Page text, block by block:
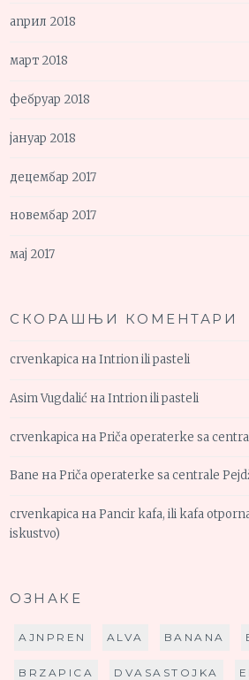
април 2018
март 2018
фебруар 2018
јануар 2018
децембар 2017
новембар 2017
мај 2017
СКОРАШЊИ КОМЕНТАРИ
crvenkapica наIntrion ili pasteli
Asim Vugdalić наIntrion ili pasteli
crvenkapica наPriča operaterke sa
Bane наPriča operaterke sa centrale
crvenkapica наPancir kafa, ili kafa
iskustvo)
ОЗНАКЕ
AJNPREN ALVA BANANA
BRZAPICA DVASASTOJKA